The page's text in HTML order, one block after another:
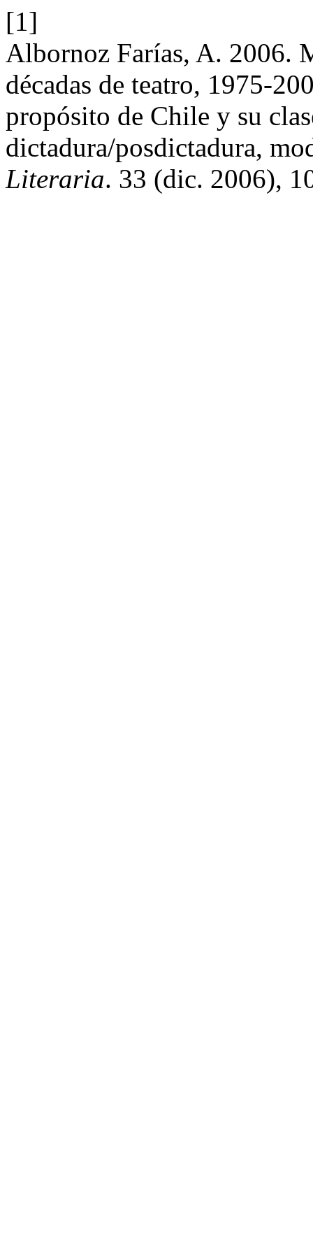
[1]
Albornoz Farías, A. 2006.
décadas de teatro, 1975-
propósito de Chile y su
dictadura/posdictadura,
Literaria. 33 (dic. 2006),